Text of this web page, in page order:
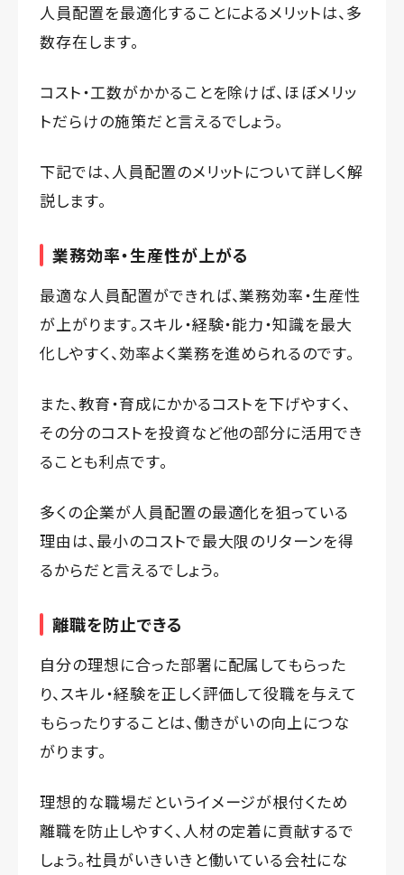
人員配置を最適化することによるメリットは、多
数存在します。
コスト・工数がかかることを除けば、ほぼメリッ
トだらけの施策だと言えるでしょう。
下記では、人員配置のメリットについて詳しく解
説します。
業務効率・生産性が上がる
最適な人員配置ができれば、業務効率・生産性
が上がります。スキル・経験・能力・知識を最大
化しやすく、効率よく業務を進められるのです。
また、教育・育成にかかるコストを下げやすく、
その分のコストを投資など他の部分に活用でき
ることも利点です。
多くの企業が人員配置の最適化を狙っている
理由は、最小のコストで最大限のリターンを得
るからだと言えるでしょう。
離職を防止できる
自分の理想に合った部署に配属してもらった
り、スキル・経験を正しく評価して役職を与えて
もらったりすることは、働きがいの向上につな
がります。
理想的な職場だというイメージが根付くため
離職を防止しやすく、人材の定着に貢献するで
しょう。社員がいきいきと働いている会社にな